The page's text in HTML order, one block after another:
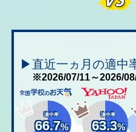
▶直近一ヵ月の適中
※2026/07/11～2026/
適中率
66.7%
適中率
63.3%